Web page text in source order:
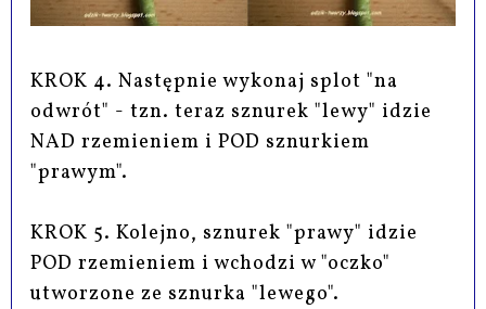
KROK 4. Następnie wykonaj splot "na
odwrót" - tzn. teraz sznurek "lewy" idzie
NAD rzemieniem i POD sznurkiem
"prawym".
KROK 5. Kolejno, sznurek "prawy" idzie
POD rzemieniem i wchodzi w "oczko"
utworzone ze sznurka "lewego".